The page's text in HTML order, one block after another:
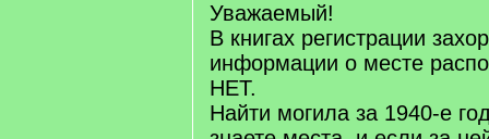
Уважаемый!
В книгах регистрации
информации о месте
НЕТ.
Найти могила за 1940-е